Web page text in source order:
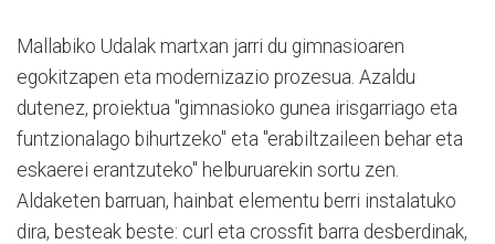
Mallabiko Udalak martxan jarri du gimnasioaren
egokitzapen eta modernizazio prozesua. Azaldu
dutenez, proiektua "gimnasioko gunea irisgarriago eta
funtzionalago bihurtzeko" eta "erabiltzaileen behar eta
eskaerei erantzuteko" helburuarekin sortu zen.
Aldaketen barruan, hainbat elementu berri instalatuko
dira, besteak beste: curl eta crossfit barra desberdinak,